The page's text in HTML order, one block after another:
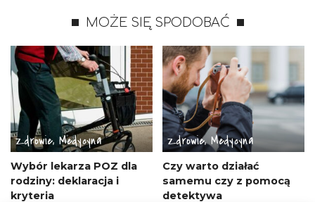
MOŻE SIĘ SPODOBAĆ
Zdrowie, Medycyna
Wybór lekarza POZ dla
rodziny: deklaracja i
kryteria
Zdrowie, Medycyna
Czy warto działać
samemu czy z pomocą
detektywa